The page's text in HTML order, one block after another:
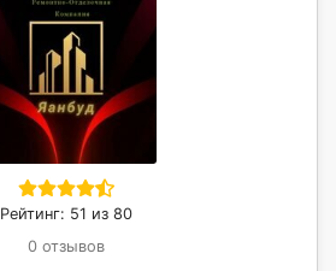
Рейтинг: 51 из 80
0 отзывов